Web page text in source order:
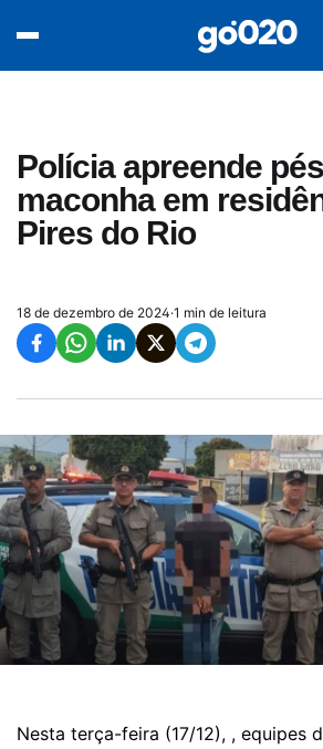
Polícia apreende
maconha em
Pires do Rio
18 de dezembro de 2024·1 min de leitura
Nesta terça-feira (17/12), , equipes
acontece agora
entretenimento
vídeos
pod020